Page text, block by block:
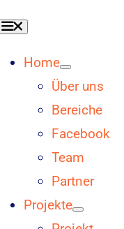
Toggle
Navigation
Home
Über uns
Bereiche
Facebook
Team
Partner
Projekte